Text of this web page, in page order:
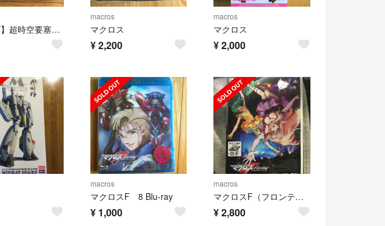
【値下げ】超時空要塞マクロス資料集１
macros
マクロス
¥2,200
macros
マクロス
¥2,000
macros
マクロスF 8 Blu-ray
¥ 1,000
macros
マクロスF（フロンティア）ギャラクシーツアー FINAL in ブドーカン DV
¥2,800